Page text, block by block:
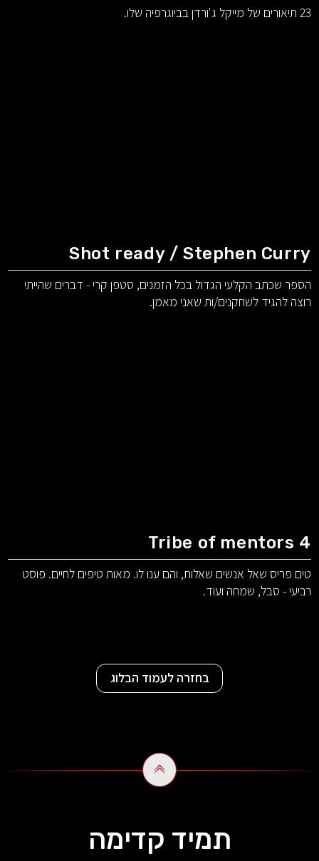
23 תיאורים של מייקל ג'ורדן בביוגרפיה שלו.
Shot ready / Stephen Curry
הספר שכתב הקלעי הגדול בכל הזמנים, סטפן קרי - דברים שהייתי
רוצה להגיד לשחקנים/ות שאני מאמן.
Tribe of mentors 4
טים פריס שאל אנשים שאלות, והם ענו לו. מאות טיפים לחיים. פוסט
רביעי - סבל, שמחה ועוד.
בחזרה לעמוד הבלוג
תמיד קדימה